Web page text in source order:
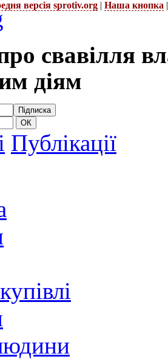
версія sprotiv.org | Наша кнопка
свавілля
діям
Публікації